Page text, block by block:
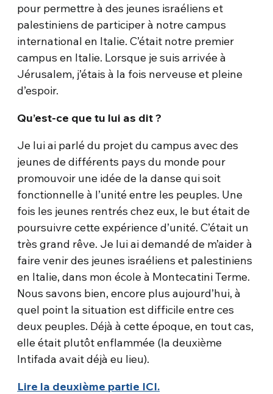
pour permettre à des jeunes israéliens et
palestiniens de participer à notre campus
international en Italie. C’était notre premier
campus en Italie. Lorsque je suis arrivée à
Jérusalem, j’étais à la fois nerveuse et pleine
d’espoir.
Qu’est-ce que tu lui as dit ?
Je lui ai parlé du projet du campus avec des
jeunes de différents pays du monde pour
promouvoir une idée de la danse qui soit
fonctionnelle à l’unité entre les peuples. Une
fois les jeunes rentrés chez eux, le but était de
poursuivre cette expérience d’unité. C’était un
très grand rêve. Je lui ai demandé de m’aider à
faire venir des jeunes israéliens et palestiniens
en Italie, dans mon école à Montecatini Terme.
Nous savons bien, encore plus aujourd’hui, à
quel point la situation est difficile entre ces
deux peuples. Déjà à cette époque, en tout cas,
elle était plutôt enflammée (la deuxième
Intifada avait déjà eu lieu).
Lire la deuxième partie ICI.